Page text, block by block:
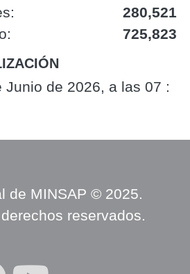
280,521
725,823
Junio de 2026, a las 07 :
de MINSAP © 2025.
reservados.